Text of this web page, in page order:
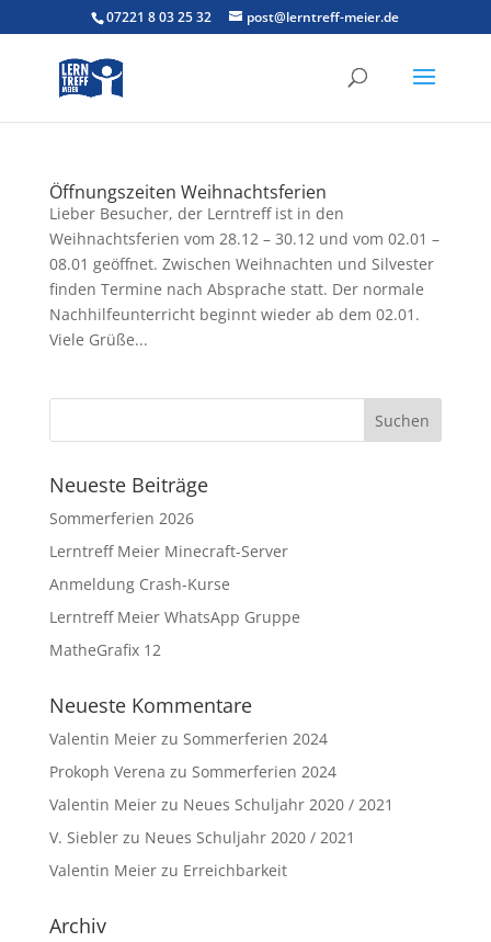
07221 8 03 25 32 post@lerntreff-meier.de
Öffnungszeiten Weihnachtsferien
Lieber Besucher, der Lerntreff ist in den
Weihnachtsferien vom 28.12 – 30.12 und vom 02.01 –
08.01 geöffnet. Zwischen Weihnachten und Silvester
finden Termine nach Absprache statt. Der normale
Nachhilfeunterricht beginnt wieder ab dem 02.01.
Viele Grüße...
Neueste Beiträge
Sommerferien 2026
Lerntreff Meier Minecraft-Server
Anmeldung Crash-Kurse
Lerntreff Meier WhatsApp Gruppe
MatheGrafix 12
Neueste Kommentare
Valentin Meierzu Sommerferien 2024
Prokoph Verena zu Sommerferien 2024
Valentin Meierzu Neues Schuljahr 2020 / 2021
V. Sieblerzu Neues Schuljahr 2020 / 2021
Valentin Meierzu Erreichbarkeit
Archiv